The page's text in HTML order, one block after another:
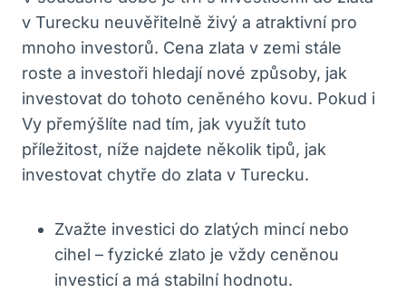
v Turecku neuvěřitelně živý a atraktivní pro
mnoho investorů. Cena zlata v zemi stále
roste a investoři hledají nové způsoby, jak
investovat do tohoto ceněného kovu. Pokud i
Vy přemýšlíte nad tím, jak využít tuto
příležitost, níže najdete několik tipů, jak
investovat chytře do zlata v Turecku.
Zvažte investici do zlatých mincí nebo
cihel – fyzické zlato je vždy ceněnou
investicí a má stabilní hodnotu.